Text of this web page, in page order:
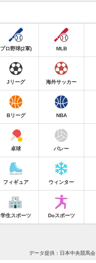
プロ野球(2軍) MLB
Jリーグ 海外サッカー
Bリーグ NBA
卓球 バレー
フィギュア ウィンター
学生スポーツ Doスポーツ
データ提供：日本中央競馬会